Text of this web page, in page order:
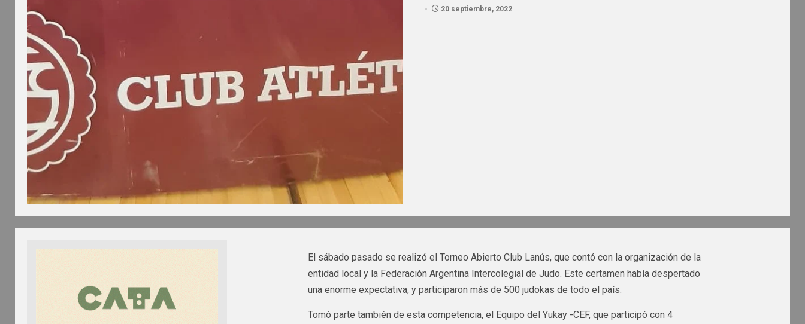
20 septiembre, 2022
El sábado pasado se realizó el Torneo Abierto Club Lanús, que contó con la organización de la
entidad local y la Federación Argentina Intercolegial de Judo. Este certamen había despertado
una enorme expectativa, y participaron más de 500 judokas de todo el país.
Tomó parte también de esta competencia, el Equipo del Yukay -CEF, que participó con 4